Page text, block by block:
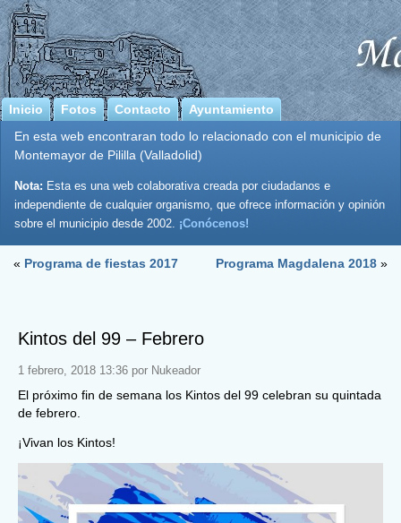
Inicio Fotos Contacto
Ayuntamiento
En esta web encontraran todo lo relacionado con el municipio de
Montemayor de Pililla (Valladolid)
Nota: Esta es una web colaborativa creada por ciudadanos e
independiente de cualquier organismo, que ofrece información y opinión
sobre el municipio desde 2002. ¡Conócenos!
« Programa de fiestas 2017 Programa Magdalena 2018 »
Kintos del 99 – Febrero
1 febrero, 2018 13:36 por Nukeador
El próximo fin de semana los Kintos del 99 celebran su quintada
de febrero.
¡Vivan los Kintos!